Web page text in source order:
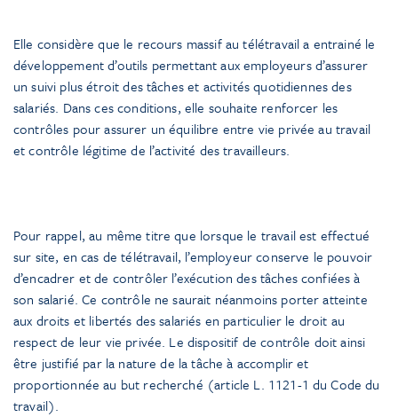
Elle considère que le recours massif au télétravail a entrainé le
développement d’outils permettant aux employeurs d’assurer
un suivi plus étroit des tâches et activités quotidiennes des
salariés. Dans ces conditions, elle souhaite renforcer les
contrôles pour assurer un équilibre entre vie privée au travail
et contrôle légitime de l’activité des travailleurs.
Pour rappel, au même titre que lorsque le travail est effectué
sur site, en cas de télétravail, l’employeur conserve le pouvoir
d’encadrer et de contrôler l’exécution des tâches confiées à
son salarié. Ce contrôle ne saurait néanmoins porter atteinte
aux droits et libertés des salariés en particulier le droit au
respect de leur vie privée. Le dispositif de contrôle doit ainsi
être justifié par la nature de la tâche à accomplir et
proportionnée au but recherché (article L. 1121-1 du Code du
travail).